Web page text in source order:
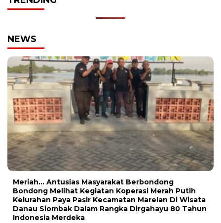
NEWS
Meriah… Antusias Masyarakat Berbondong
Bondong Melihat Kegiatan Koperasi Merah Putih
Kelurahan Paya Pasir Kecamatan Marelan Di Wisata
Danau Siombak Dalam Rangka Dirgahayu 80 Tahun
Indonesia Merdeka